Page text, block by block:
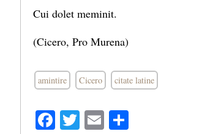
Cui dolet meminit.
(Cicero, Pro Murena)
amintire Cicero citate latine
Facebook
Twitter
Email